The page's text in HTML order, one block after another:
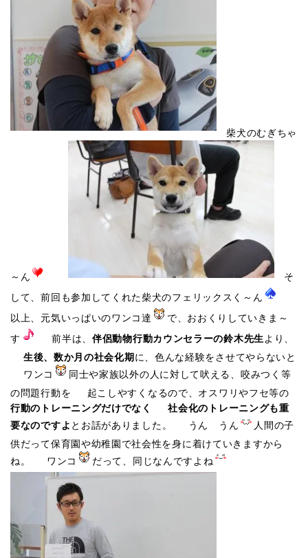
柴犬のむぎちゃ
～ん
そ
して、前回も参加してくれた柴犬のフェリックスく～ん
以上、元気いっぱいのワンコ達
で、おおくりしていきま～
す
前半は、伴侶動物行動カウンセラーの鈴木先生 より、
生後、数か月の社会化期に、色んな経験をさせてやらないと
ワンコ
同士や家族以外の人に対して吠える、咬みつく等
の問題行動を 起こしやすくなるので、オスワリやフセ等の
行動のトレーニングだけでなく
社会化のトレーニングも重
要なのですよ とお話がありました。 うん うん
人間の子
供だって保育園や幼稚園で社会性を身に着けていきますから
ね。 ワンコ
だって、同じなんですよね